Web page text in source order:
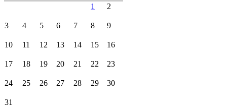
1
2
3 4 5 6 7 8 9
10 11 12 13 14 15 16
17 18 19 20 21 22 23
24 25 26 27 28 29 30
31